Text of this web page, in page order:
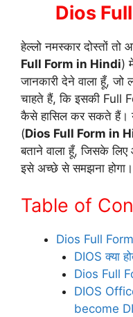
Dios
हेल्लो नमस्कार दोस्तों
Full Form in Hindi)
जानकारी देने वाला हूँ,
चाहते हैं, कि इसकी Full
कैसे हासिल कर सकते
(Dios Full Form in
बताने वाला हूँ, जिसके
इसे अच्छे से समझना होगा।
Table of
Dios Full
DIOS क्या
Dios Full
DIOS
become